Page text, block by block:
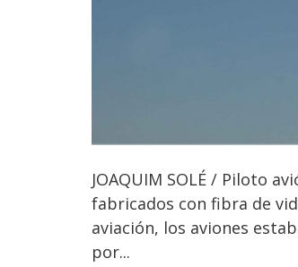
JOAQUIM SOLÉ / Piloto
fabricados con fibra de
aviación, los aviones
por...